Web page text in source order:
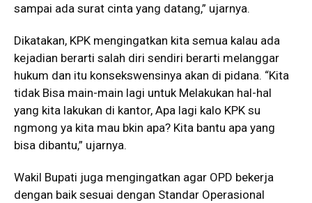
sampai ada surat cinta yang datang,” ujarnya.
Dikatakan, KPK mengingatkan kita semua kalau ada
kejadian berarti salah diri sendiri berarti melanggar
hukum dan itu konsekswensinya akan di pidana. “Kita
tidak Bisa main-main lagi untuk Melakukan hal-hal
yang kita lakukan di kantor, Apa lagi kalo KPK su
ngmong ya kita mau bkin apa? Kita bantu apa yang
bisa dibantu,” ujarnya.
Wakil Bupati juga mengingatkan agar OPD bekerja
dengan baik sesuai dengan Standar Operasional